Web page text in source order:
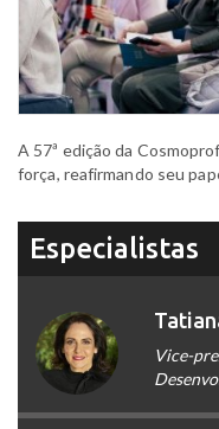
A 57ª edição da
força, reafirmando seu
Especialistas
Vice-